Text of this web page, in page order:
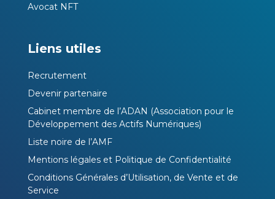
Avocat NFT
Liens utiles
Recrutement
Devenir partenaire
Cabinet membre de l’ADAN (Association pour le
Développement des Actifs Numériques)
Liste noire de l’AMF
Mentions légales et Politique de Confidentialité
Conditions Générales d’Utilisation, de Vente et de
Service